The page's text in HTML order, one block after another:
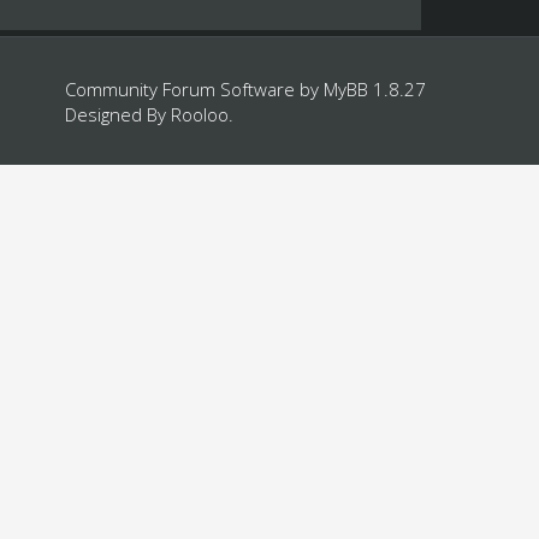
Community Forum Software by MyBB 1.8.27
Designed By Rooloo.